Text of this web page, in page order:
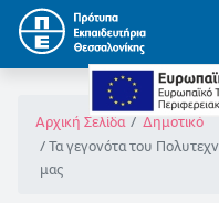
Αρχική Σελίδα
Δημοτικό
Τα γεγονότα του
μας